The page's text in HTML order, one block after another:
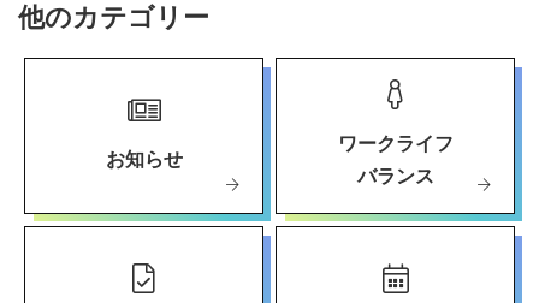
他のカテゴリー
お知らせ
ワークライフ
バランス